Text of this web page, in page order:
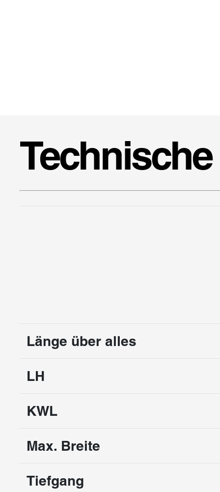
Länge über alles
LH
KWL
Max. Breite
Tiefgang